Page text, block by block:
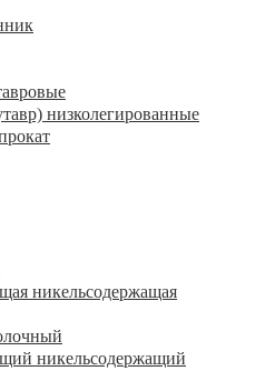
низколегированные
никельсодержащая
никельсодержащий